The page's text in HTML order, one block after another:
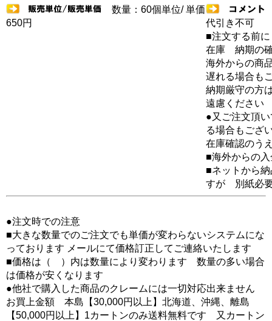
数量：60個単位/ 単価
650円
代引き不可
■注文する前に
在庫 納期の
海外からの商
遅れる場合も
納期厳守の方
遠慮ください
●又ご注文頂
る場合もござ
在庫確認のう
■海外からの
■ネットから
すが 別紙必
●注文時での注意
■大きな数量でのご注文でも単価が変わらないシステムにな
っております メールにて価格訂正してご連絡いたします
■価格は（ ）内は数量により変わります 数量の多い場合
は価格が安くなります
●他社で購入した商品のクレームには一切対応出来ません
お買上金額 本島【30,000円以上】北海道、沖縄、離島
【50,000円以上】1カートンのみ送料無料です 又カートン